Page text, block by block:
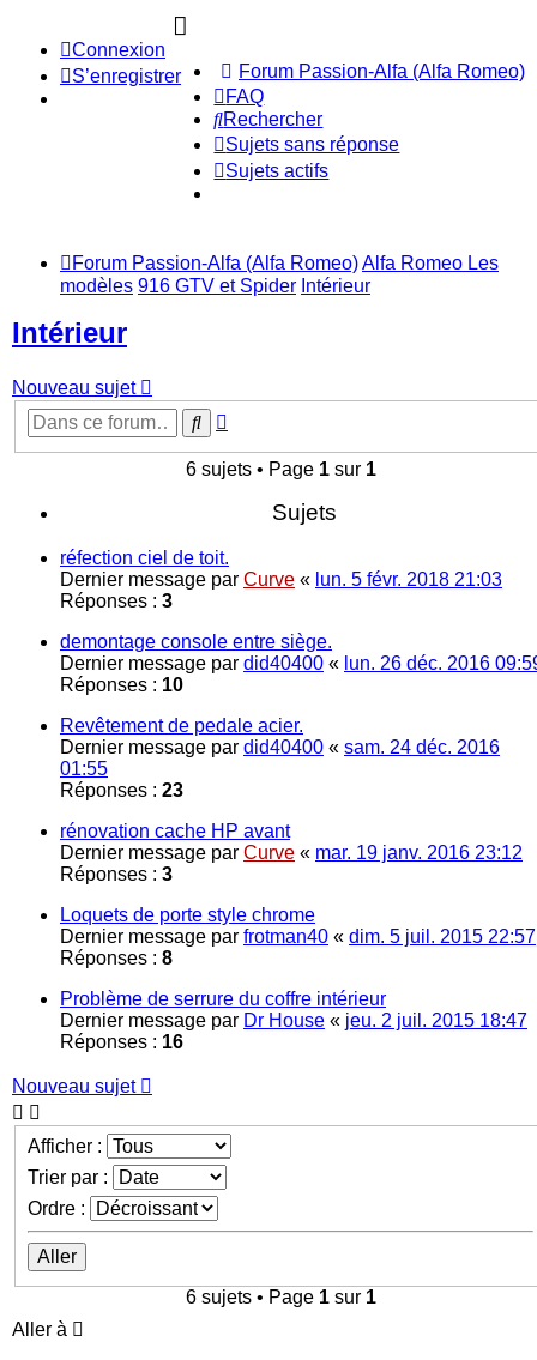
Forum Passion-Alfa (Alfa Romeo)
FAQ
Rechercher
Sujets sans réponse
Sujets actifs
Connexion
S’enregistrer
Forum Passion-Alfa (Alfa Romeo)Alfa Romeo Les
modèles 916 GTV et Spider Intérieur
Intérieur
Nouveau sujet
Rechercher
6 sujets • Page 1sur 1
Sujets
réfection ciel de toit.
Dernier message par Curve « lun. 5 févr. 2018 21:03
Réponses : 3
demontage console entre siège.
Dernier message par did40400 « lun. 26 déc. 2016
Réponses : 10
Revêtement de pedale acier.
Dernier message par did40400 « sam. 24 déc. 2016
01:55
Réponses : 23
rénovation cache HP avant
Dernier message par Curve « mar. 19 janv. 2016 23:12
Réponses : 3
Loquets de porte style chrome
Dernier message par frotman40 « dim. 5 juil. 2015 22:57
Réponses : 8
Problème de serrure du coffre intérieur
Dernier message par Dr House « jeu. 2 juil. 2015 18:47
Réponses : 16
Nouveau sujet
Afficher :
Trier par :
Ordre :
6 sujets • Page 1sur 1
Aller à